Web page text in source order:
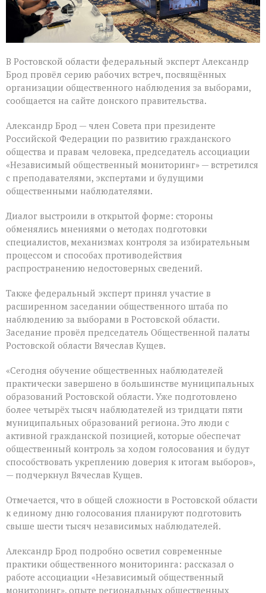
В Ростовской области федеральный эксперт Александр
Брод провёл серию рабочих встреч, посвящённых
организации общественного наблюдения за выборами,
сообщается на сайте донского правительства.
Александр Брод — член Совета при президенте
Российской Федерации по развитию гражданского
общества и правам человека, председатель ассоциации
«Независимый общественный мониторинг» — встретился
с преподавателями, экспертами и будущими
общественными наблюдателями.
Диалог выстроили в открытой форме: стороны
обменялись мнениями о методах подготовки
специалистов, механизмах контроля за избирательным
процессом и способах противодействия
распространению недостоверных сведений.
Также федеральный эксперт принял участие в
расширенном заседании общественного штаба по
наблюдению за выборами в Ростовской области.
Заседание провёл председатель Общественной палаты
Ростовской области Вячеслав Кущев.
«Сегодня обучение общественных наблюдателей
практически завершено в большинстве муниципальных
образований Ростовской области. Уже подготовлено
более четырёх тысяч наблюдателей из тридцати пяти
муниципальных образований региона. Это люди с
активной гражданской позицией, которые обеспечат
общественный контроль за ходом голосования и будут
способствовать укреплению доверия к итогам выборов»,
— подчеркнул Вячеслав Кущев.
Отмечается, что в общей сложности в Ростовской области
к единому дню голосования планируют подготовить
свыше шести тысяч независимых наблюдателей.
Александр Брод подробно осветил современные
практики общественного мониторинга: рассказал о
работе ассоциации «Независимый общественный
мониторинг», опыте региональных общественных